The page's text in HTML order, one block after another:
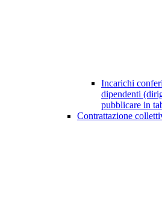
Incarichi
dipendenti
pubblicare in
Contrattazione